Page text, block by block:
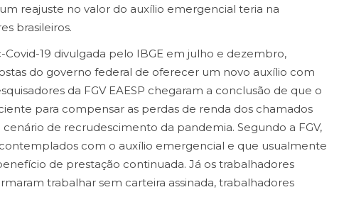
reajuste no valor do auxílio emergencial teria na
brasileiros.
19 divulgada pelo IBGE em julho e dezembro,
do governo federal de oferecer um novo auxílio com
da FGV EAESP chegaram a conclusão de que o
para compensar as perdas de renda dos chamados
cenário de recrudescimento da pandemia. Segundo a FGV,
com o auxílio emergencial e que usualmente
de prestação continuada. Já os trabalhadores
trabalhar sem carteira assinada, trabalhadores